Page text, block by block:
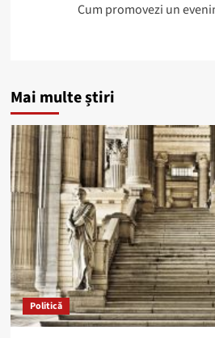
Cum promovezi un
Mai multe știri
Politică